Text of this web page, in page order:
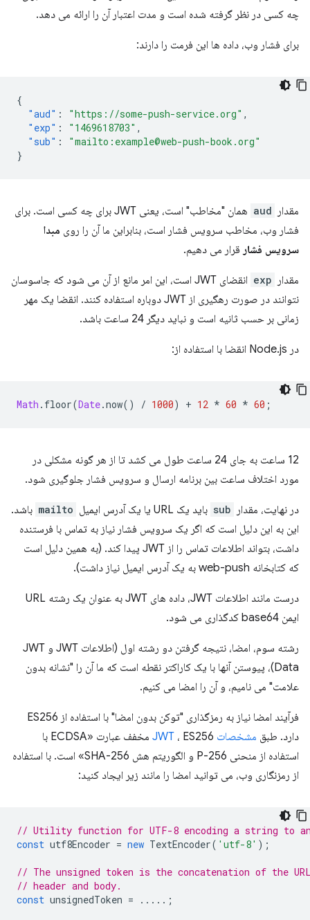
چه کسی در نظر گرفته شده است و مدت اعتبار آن را ارائه می دهد.
برای فشار وب، داده ها این فرمت را دارند:
{
"aud" : "https://some-push-service.org" ,
"exp" : "1469618703" ,
"sub" :
"mailto:example@web-push-book.org"
}
مقدار aud
همان "مخاطب" است، یعنی JWT برای چه کسی است. برای
فشار وب، مخاطب سرویس فشار است، بنابراین ما آن را روی مبدا
سرویس فشار قرار می دهیم.
مقدار exp
انقضای JWT است، این امر مانع از آن می شود که جاسوسان
نتوانند در صورت رهگیری از JWT دوباره استفاده کنند. انقضا یک مهر
زمانی بر حسب ثانیه است و نباید دیگر 24 ساعت باشد.
در Node.js انقضا با استفاده از:
Math . floor(Date.now() / 1000) + 12 * 60 * 60 ;
12 ساعت به جای 24 ساعت طول می کشد تا از هر گونه مشکلی در
مورد اختلاف ساعت بین برنامه ارسال و سرویس فشار جلوگیری شود.
در نهایت، مقدار sub باید یک URL یا یک آدرس ایمیل mailto باشد.
این به این دلیل است که اگر یک سرویس فشار نیاز به تماس با فرستنده
داشت، بتواند اطلاعات تماس را از JWT پیدا کند. (به همین دلیل است
که کتابخانه web-push به یک آدرس ایمیل نیاز داشت).
درست مانند اطلاعات JWT، داده های JWT به عنوان یک رشته URL
ایمن base64 کدگذاری می شود.
رشته سوم، امضا، نتیجه گرفتن دو رشته اول (اطلاعات JWT و JWT
Data)، پیوستن آنها با یک کاراکتر نقطه است که ما آن را "نشانه بدون
علامت" می نامیم، و آن را امضا می کنیم.
فرآیند امضا نیاز به رمزگذاری "توکن بدون امضا" با استفاده از ES256
دارد. طبق مشخصات JWT
، ES256 مخفف عبارت «ECDSA با
استفاده از منحنی P-256 و الگوریتم هش SHA-256» است. با استفاده
از رمزنگاری وب، می توانید امضا را مانند زیر ایجاد کنید:
// Utility function for UTF-8 encoding a string to
const utf8Encoder = new TextEncoder( 'utf-8' );
// The unsigned token is the concatenation of the
// header and body.
const unsignedToken = .....;